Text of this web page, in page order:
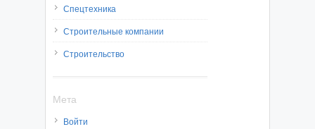
Спецтехника
Строительные компании
Строительство
Мета
Войти